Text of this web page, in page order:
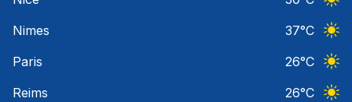
Nimes
37°C
Paris
26°C
Reims
26°C